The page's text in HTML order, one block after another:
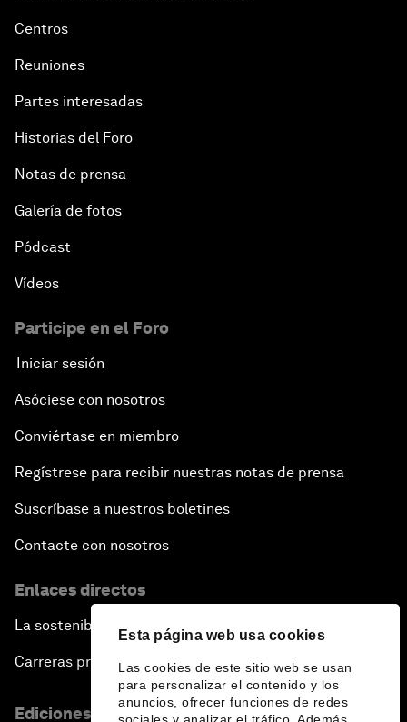
Esta página web usa cookies
Las cookies de este sitio web se usan
para personalizar el contenido y los
anuncios, ofrecer funciones de redes
Centros
Reuniones
Partes interesadas
Historias del Foro
Notas de prensa
Galería de fotos
Pódcast
Vídeos
Participe en el Foro
Iniciar sesión
Asóciese con nosotros
Conviértase en miembro
Regístrese para recibir nuestras notas de prensa
Suscríbase a nuestros boletines
Contacte con nosotros
Enlaces directos
La sostenibilidad en el Foro
Carreras profesionales
Ediciones en otros idiomas